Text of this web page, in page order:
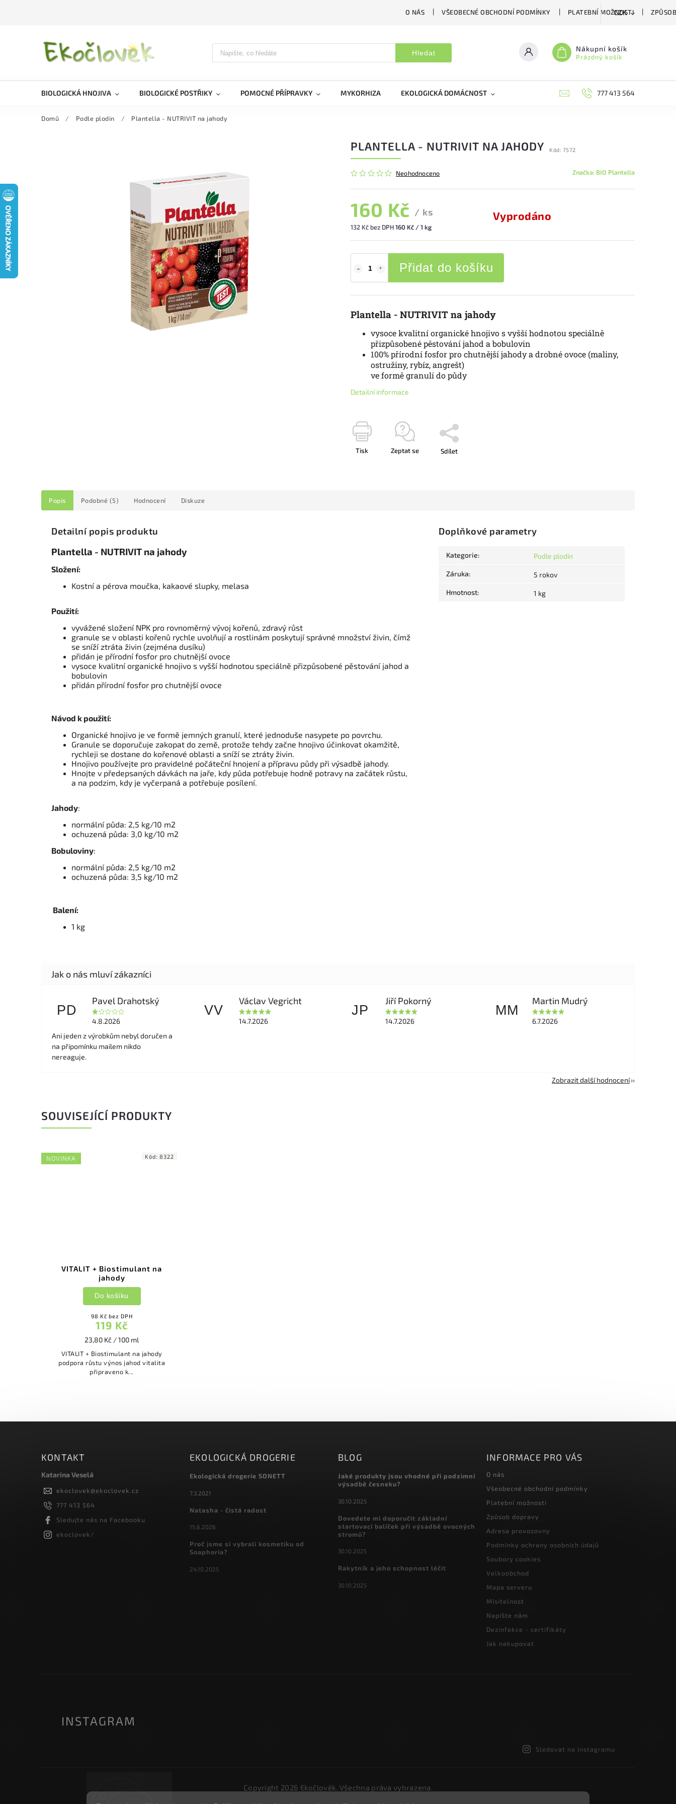
O NÁS VŠEOBECNÉ OBCHODNÍ PODMÍNKY PLATEBNÍ MOŽNOSTI
CZK
Hledat Nákupní košík
Prázdný košík
BIOLOGICKÁ HNOJIVA BIOLOGICKÉ POSTŘIKY POMOCNÉ PŘÍPRAVKY MYKORHIZA EKOLOGICKÁ DOMÁCNOST BIOAGENS777 413 564
Domů / Podle plodin / Plantella - NUTRIVIT na jahody
PLANTELLA - NUTRIVIT NA JAHODY Kód: 7572
Neohodnoceno Značka: BIO Plantella
160 Kč / ks
132 Kč bez DPH160 Kč / 1 kg
Vyprodáno
Přidat do košíku
Plantella - NUTRIVIT na jahody
vysoce kvalitní organické hnojivo s vyšší hodnotou speciálně
přizpůsobené pěstování jahod a bobulovin
100% přírodní fosfor pro chutnější jahody a drobné ovoce (maliny,
ostružiny, rybíz, angrešt)
ve formě granulí do půdy
Detailní informace
Tisk Zeptat se Sdílet
Popis Podobné (5) Hodnocení Diskuze
Detailní popis produktu
Plantella - NUTRIVIT na jahody
Složení:
Kostní a pérova moučka, kakaové slupky, melasa
Použití:
vyvážené složení NPK pro rovnoměrný vývoj kořenů, zdravý růst
granule se v oblasti kořenů rychle uvolňují a rostlinám poskytují správné množství živin, čímž
se sníží ztráta živin (zejména dusíku)
přidán je přírodní fosfor pro chutnější ovoce
vysoce kvalitní organické hnojivo s vyšší hodnotou speciálně přizpůsobené pěstování jahod a
bobulovin
přidán přírodní fosfor pro chutnější ovoce
Návod k použití:
Organické hnojivo je ve formě jemných granulí, které jednoduše nasypete po povrchu.
Granule se doporučuje zakopat do země, protože tehdy začne hnojivo účinkovat okamžitě,
rychleji se dostane do kořenové oblasti a sníží se ztráty živin.
Hnojivo používejte pro pravidelné počáteční hnojení a přípravu půdy při výsadbě jahody.
Hnojte v předepsaných dávkách na jaře, kdy půda potřebuje hodně potravy na začátek růstu,
a na podzim, kdy je vyčerpaná a potřebuje posílení.
Jahody:
normální půda: 2,5 kg/10 m2
ochuzená půda: 3,0 kg/10 m2
Bobuloviny:
normální půda: 2,5 kg/10 m2
ochuzená půda: 3,5 kg/10 m2
Balení:
1 kg
Doplňkové parametry
Kategorie: Podle plodin
Záruka: 5 rokov
Hmotnost: 1 kg
PD
Pavel Drahotský
4.8.2026
Ani jeden z výrobkům nebyl doručen a
na připomínku mailem nikdo
nereaguje.
VV
Václav Vegricht
14.7.2026
JP
Jiří Pokorný
14.7.2026
MM
Martin Mudrý
6.7.2026
Zobrazit další hodnocení
SOUVISEJÍCÍ PRODUKTY
NOVINKA
VITALIT + Biostimulant na
jahody
98 Kč bez DPH
119 Kč
23,80 Kč / 100 ml
Do košíku
VITALIT + Biostimulant na jahody
podpora růstu výnos jahod vitalita
připraveno k...
Kód: 8322
KONTAKT
Katarina Veselá
ekoclovek@ekoclovek.cz
777 413 564
Sledujte nás na Facebooku
ekoclovek/
EKOLOGICKÁ DROGERIE
Ekologická drogerie SONETT
7.3.2021
Natasha - čistá radost
15.6.2026
Proč jsme si vybrali kosmetiku od
Soaphoria?
24.10.2025
BLOG
Jaké produkty jsou vhodné při podzimní
výsadbě česneku?
30.10.2025
Dovedete mi doporučit základní
startovací balíček při výsadbě ovocných
stromů?
30.10.2025
Rakytník a jeho schopnost léčit
30.10.2025
INFORMACE PRO VÁS
O nás
Všeobecné obchodní podmínky
Platební možnosti
Způsob dopravy
Adresa provozovny
Podmínky ochrany osobních údajů
Soubory cookies
Velkoobchod
Mapa serveru
Mísitelnost
Napište nám
Dezinfekce - certifikáty
Jak nakupovat
INSTAGRAM
Sledovat na Instagramu
Copyright 2026 Ekočlověk. Všechna práva vyhrazena.